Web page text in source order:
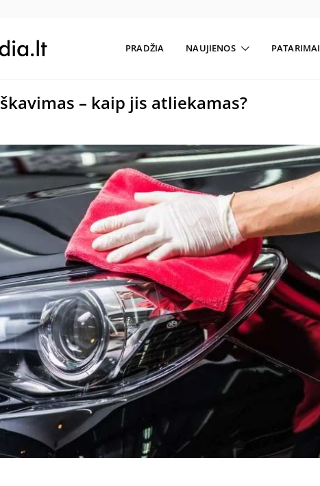
PRADŽIA NAUJIENOS PATARIMAI
– kaip jis atliekamas?